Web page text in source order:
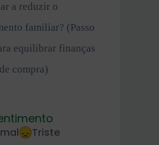
a reduzir o
familiar? (Passo
equilibrar finanças
compra)
Triste